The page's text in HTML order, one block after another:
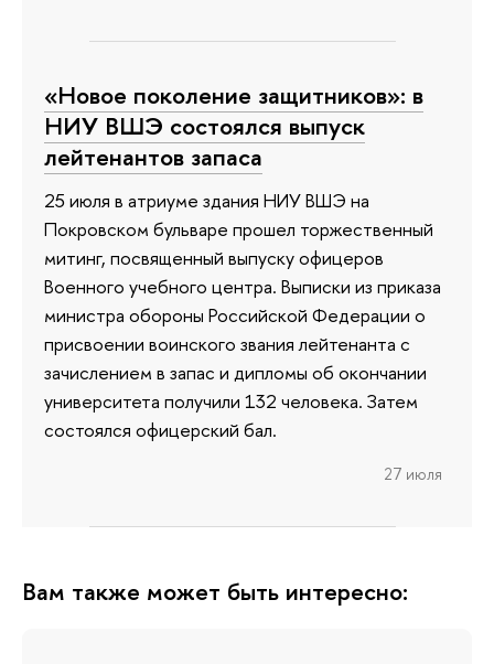
«Новое поколение защитников»: в
НИУ ВШЭ состоялся выпуск
лейтенантов запаса
25 июля в атриуме здания НИУ ВШЭ на
Покровском бульваре прошел торжественный
митинг, посвященный выпуску офицеров
Военного учебного центра. Выписки из приказа
министра обороны Российской Федерации о
присвоении воинского звания лейтенанта с
зачислением в запас и дипломы об окончании
университета получили 132 человека. Затем
состоялся офицерский бал.
27 июля
Вам также может быть интересно: